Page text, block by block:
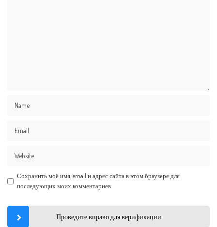
Сохранить моё имя, email и адрес сайта в этом браузере для
последующих моих комментариев.
Проведите вправо для верификации